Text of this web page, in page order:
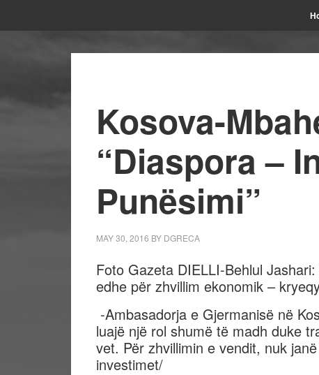
Kosova-
“Diaspora –
Punësimi”
MAY 30, 2016 BY DGRECA
Foto Gazeta DIELLI-Behlul
edhe për zhvillim ekonomik –
-Ambasadorja e Gjermanisë në
luajë një rol shumë të madh duke
vet. Për zhvillimin e vendit, nuk
investimet/